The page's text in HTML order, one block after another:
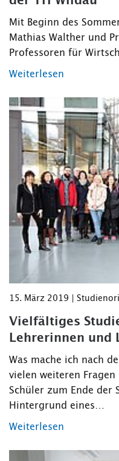
Mit Beginn des
Mathias Walther und
Professoren für
Weiterlesen
15. März 2019 |
Vielfältiges
Lehrerinnen und
Was mache ich nach
vielen weiteren Fragen
Schüler zum Ende der
Hintergrund eines…
Weiterlesen